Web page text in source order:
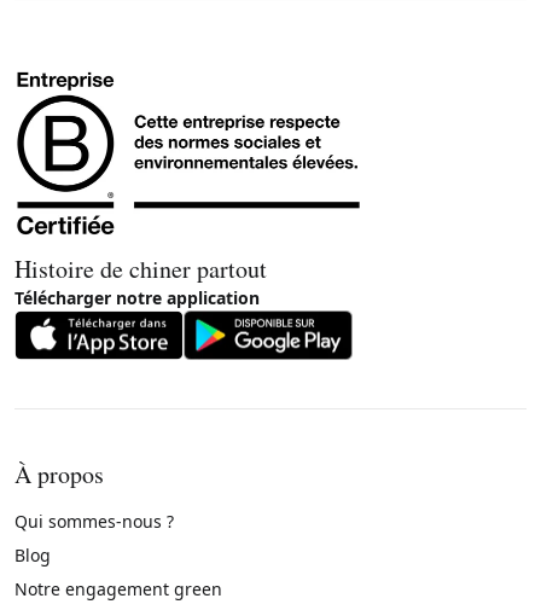
Histoire de chiner partout
Télécharger notre application
À propos
Qui sommes-nous ?
Blog
Notre engagement green